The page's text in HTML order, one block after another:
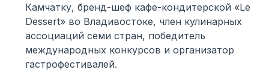
Камчатку, бренд-шеф кафе-кондитерской «Le
Dessert» во Владивостоке, член кулинарных
ассоциаций семи стран, победитель
международных конкурсов и организатор
гастрофестивалей.